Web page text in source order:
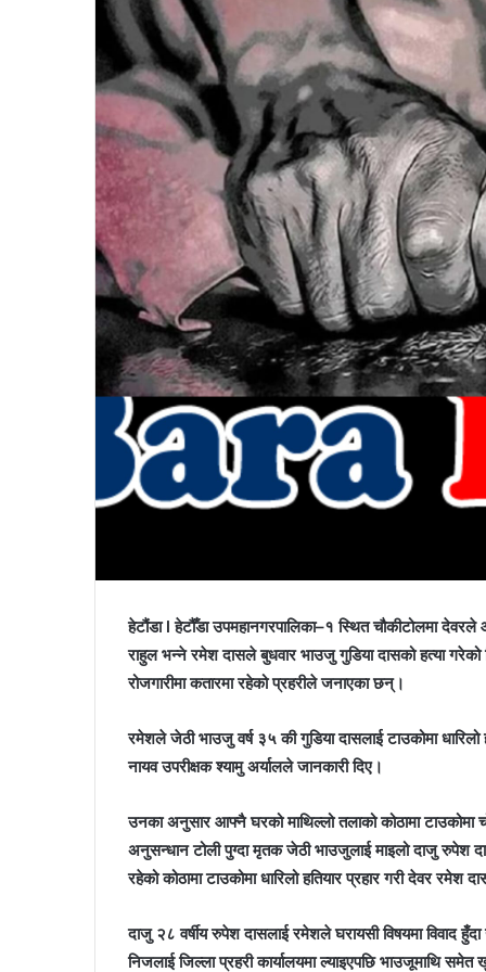
हेटौंडा l हेटौँडा उपमहानगरपालिका–१ स्थित चौकीटोलमा
राहुल भन्ने रमेश दासले बुधवार भाउजु गुडिया दासको हत्या
रोजगारीमा कतारमा रहेको प्रहरीले जनाएका छन्।
रमेशले जेठी भाउजु वर्ष ३५ की गुडिया दासलाई टाउकोमा धारिलो
नायव उपरीक्षक श्यामु अर्यालले जानकारी दिए।
उनका अनुसार आफ्नै घरको माथिल्लो तलाको कोठामा टाउकोमा
अनुसन्धान टोली पुग्दा मृतक जेठी भाउजुलाई माइलो दाजु रुपेश
रहेको कोठामा टाउकोमा धारिलो हतियार प्रहार गरी देवर रमेश
दाजु २८ वर्षीय रुपेश दासलाई रमेशले घरायसी विषयमा विवाद
निजलाई जिल्ला प्रहरी कार्यालयमा ल्याइएपछि भाउजूमाथि